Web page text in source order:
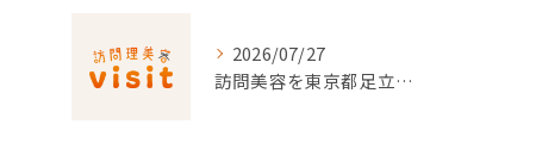
2026/07/27
訪問美容を東京都足立区で利用するための申請条件と手続き徹底ガイド